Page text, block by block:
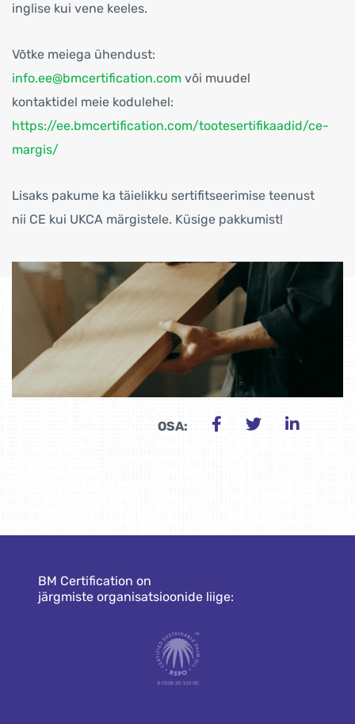
inglise kui vene keeles.
Võtke meiega ühendust:
info.ee@bmcertification.com või muudel
kontaktidel meie kodulehel:
https://ee.bmcertification.com/tootesertifikaadid/ce-
margis/
Lisaks pakume ka täielikku sertifitseerimise teenust
nii CE kui UKCA märgistele. Küsige pakkumist!
OSA:
BM Certification on
järgmiste organisatsioonide liige: